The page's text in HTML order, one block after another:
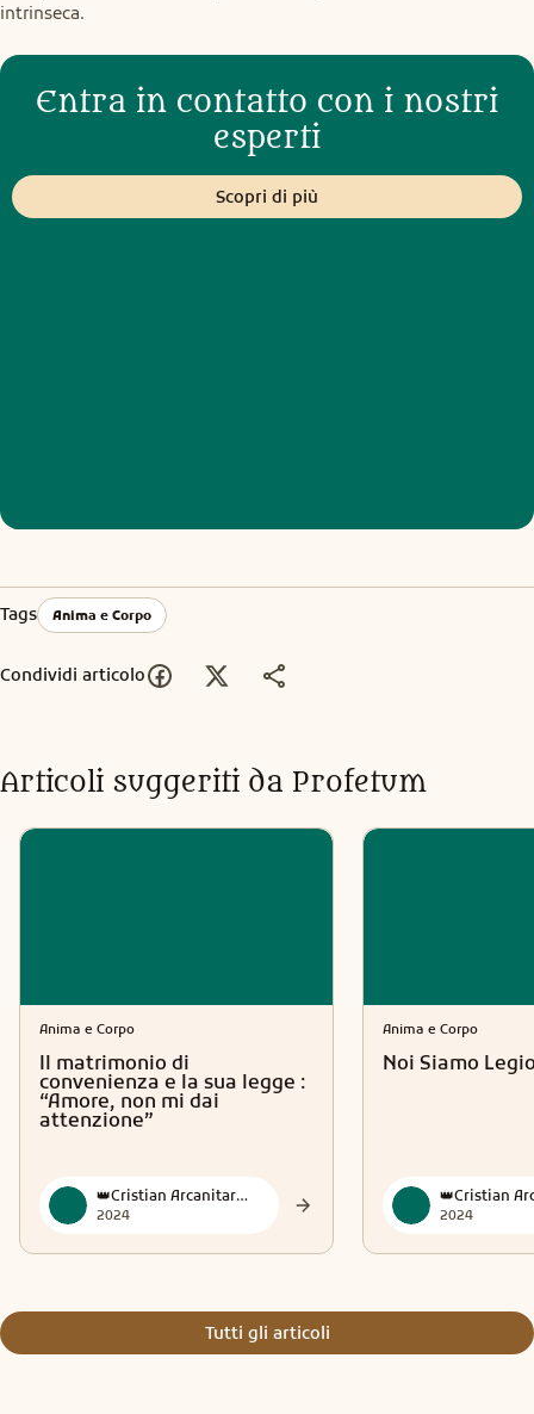
intrinseca.
Entra in contatto con i nostri
esperti
Scopri di più
Tags Anima e Corpo
Condividi articolo
Articoli suggeriti da Profetum
Anima e Corpo
Il matrimonio di
convenienza e la sua legge :
“Amore, non mi dai
attenzione”
👑Cristian Arcanitarocchi👑 Official
2024
Anima e Corpo
Noi Siamo
2024
Tutti gli articoli